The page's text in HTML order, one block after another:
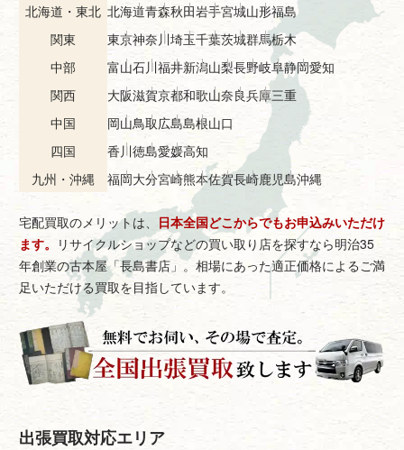
北海道・東北 北海道青森秋田岩手宮城山形福島
関東
東京神奈川埼玉千葉茨城群馬栃木
中部
富山石川福井新潟山梨長野岐阜静岡愛知
関西
大阪滋賀京都和歌山奈良兵庫三重
中国
岡山鳥取広島島根山口
四国
香川徳島愛媛高知
九州・沖縄
福岡大分宮崎熊本佐賀長崎鹿児島沖縄
宅配買取のメリットは、 日本全国どこからでもお申込みいただけ
ます。 リサイクルショップなどの買い取り店を探すなら明治35
年創業の古本屋「長島書店」。相場にあった適正価格によるご満
足いただける買取を目指しています。
出張買取対応エリア